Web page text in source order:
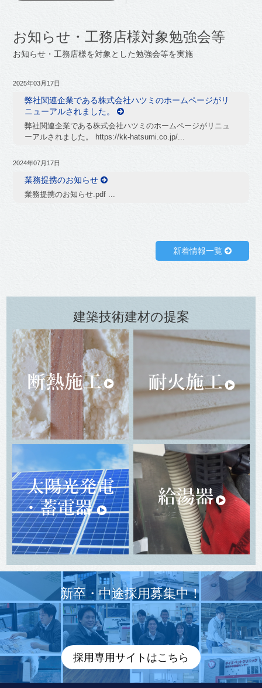
お知らせ・工務店様対象勉強会等
お知らせ・工務店様を対象とした勉強会等を実施
2025年03月17日
弊社関連企業である株式会社ハツミのホームページがリ
ニューアルされました。
弊社関連企業である株式会社ハツミのホームページがリニュ
ーアルされました。 https://kk-hatsumi.co.jp/...
2024年07月17日
業務提携のお知らせ
業務提携のお知らせ.pdf ...
新着情報一覧
建築技術建材の提案
新卒・中途採用募集中！
採用専用サイトはこちら